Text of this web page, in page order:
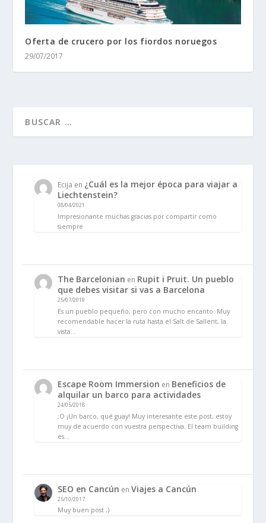
Oferta de crucero por los fiordos noruegos
29/07/2017
Ecija en ¿Cuál es la mejor época para viajar a
Liechtenstein?
08/04/2021
Impresionante muchas gracias por compartir como
siempre
The Barcelonian en Rupit i Pruit. Un pueblo
que debes visitar si vas a Barcelona
25/07/2019
Es un pueblo pequeño, pero con mucho encanto. Muy
recomendable hacer la ruta hasta el Salt de Sallent, la
vista…
Escape Room Immersion en Beneficios de
alquilar un barco para actividades
24/05/2018
:O ¡Un barco, qué guay! Muy interesante este post, estoy
muy de acuerdo con vuestra perspectiva. El team building
es…
SEO en Cancún enViajes a Cancún
25/10/2017
Muy buen post ;)